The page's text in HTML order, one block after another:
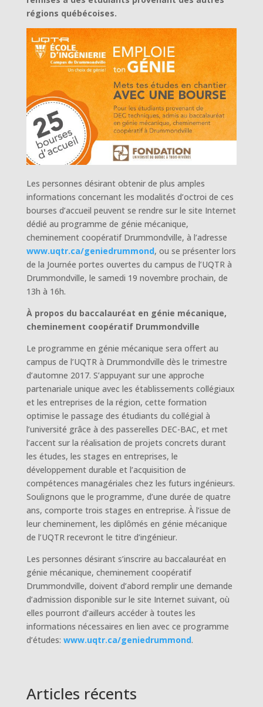
régions québécoises.
Les personnes désirant obtenir de plus amples
informations concernant les modalités d’octroi de ces
bourses d’accueil peuvent se rendre sur le site Internet
dédié au programme de génie mécanique,
cheminement coopératif Drummondville, à l’adresse
www.uqtr.ca/geniedrummond, ou se présenter lors
de la Journée portes ouvertes du campus de l’UQTR à
Drummondville, le samedi 19 novembre prochain, de
13h à 16h.
À propos du baccalauréat en génie mécanique,
cheminement coopératif Drummondville
Le programme en génie mécanique sera offert au
campus de l’UQTR à Drummondville dès le trimestre
d’automne 2017. S’appuyant sur une approche
partenariale unique avec les établissements collégiaux
et les entreprises de la région, cette formation
optimise le passage des étudiants du collégial à
l’université grâce à des passerelles DEC-BAC, et met
l’accent sur la réalisation de projets concrets durant
les études, les stages en entreprises, le
développement durable et l’acquisition de
compétences managériales chez les futurs ingénieurs.
Soulignons que le programme, d’une durée de quatre
ans, comporte trois stages en entreprise. À l’issue de
leur cheminement, les diplômés en génie mécanique
de l’UQTR recevront le titre d’ingénieur.
Les personnes désirant s’inscrire au baccalauréat en
génie mécanique, cheminement coopératif
Drummondville, doivent d’abord remplir une demande
d’admission disponible sur le site Internet suivant, où
elles pourront d’ailleurs accéder à toutes les
informations nécessaires en lien avec ce programme
d’études: www.uqtr.ca/geniedrummond.
Articles récents